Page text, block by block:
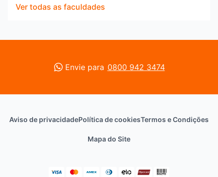
Ver todas as faculdades
Envie para 0800 942 3474
Aviso de privacidadePolítica de cookiesTermos e Condições
Mapa do Site